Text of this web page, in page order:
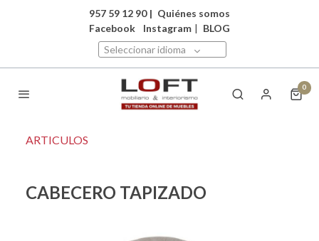
957 59 12 90 | Quiénes somos
Facebook
Instagram | BLOG
Seleccionar idioma
0
ARTICULOS
CABECERO TAPIZADO